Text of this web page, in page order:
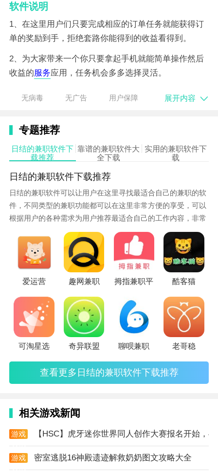
软件说明
1、在这里用户们只要完成相应的订单任务就能获得订
单的奖励到手，拒绝套路你能得到的收益看得到。
2、为大家带来一个你只要拿起手机就能简单操作然后
收益的服务应用，任务机会多多选择灵活。
3、邀请挚友成为你的徒弟，徒弟每乐成做一个任务，
软件描述
1、拥有特别丰富的赚钱任务，都是难度系数相当低
的。
2、用户通过刷抖音短视频点赞和评论就可以轻松获取
收益。
3、任务完成之后奖励是实时可以进行领取的，而且随
4、几秒钟就能完成一个任务，非常适合闲暇时间赚零
花钱 ，
5、完全不需要任何的投资，完成各类点赞关注任务等
即可获得奖励，
6、这是一个点赞福利平台，面向于抖音、快手等多个
短视频平台的选择操作。
软件亮点
1.用户及时收入
3.最靠谱的有偿体验app试玩平台，平台海量任务等你
4. 邀请挚友成为你的徒弟，徒弟每乐成做一个任务，师
傅就可以得到0.5元，最高一个徒弟封顶10元
无病毒 无广告 用户保障 展开内容
专题推荐
日结的兼职软件下
载推荐
靠谱的兼职软件大
全下载
实用的兼职软件下
载
日结的兼职软件下载推荐
日结的兼职软件可以让用户在这里寻找最适合自己的兼职的软
件，不同类型的兼职功能都可以在这里非常方便的享受，可以
根据用户的各种需求为用户推荐最适合自己的工作内容，非常
方便的各种功能可以让用户在这里快速的赚钱。
爱运营 趣网兼职 拇指兼职平 酷客猫
可淘星选 奇异联盟 聊呗兼职 老哥稳
查看更多日结的兼职软件下载推荐
相关游戏新闻
游戏
【HSC】虎牙迷你世界同人创作大赛报名开始，4
游戏
密室逃脱16神殿遗迹解救奶奶图文攻略大全